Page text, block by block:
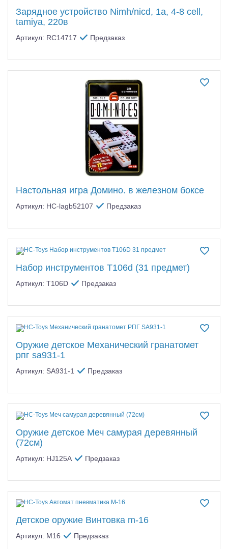
Зарядное устройство Nimh/nicd, 1a, 4-8 cell,
tamiya, 220в
Артикул: RC14717 Предзаказ
Настольная игра Домино. в железном боксе
Артикул: HC-lagb52107 Предзаказ
Набор инструментов T106d (31 предмет)
Артикул: T106D Предзаказ
Оружие детское Механический гранатомет
рпг sa931-1
Артикул: SA931-1 Предзаказ
Оружие детское Меч самурая деревянный
(72см)
Артикул: HJ125A Предзаказ
Детское оружие Винтовка m-16
Артикул: M16 Предзаказ